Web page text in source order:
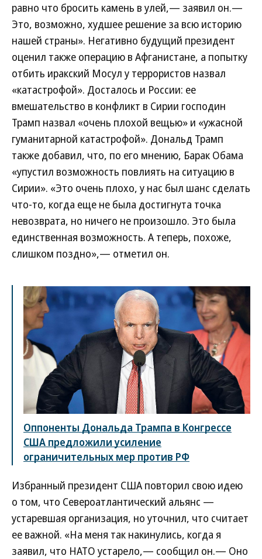
равно что бросить камень в улей,— заявил он.—
Это, возможно, худшее решение за всю историю
нашей страны». Негативно будущий президент
оценил также операцию в Афганистане, а попытку
отбить иракский Мосул у террористов назвал
«катастрофой». Досталось и России: ее
вмешательство в конфликт в Сирии господин
Трамп назвал «очень плохой вещью» и «ужасной
гуманитарной катастрофой». Дональд Трамп
также добавил, что, по его мнению, Барак Обама
«упустил возможность повлиять на ситуацию в
Сирии». «Это очень плохо, у нас был шанс сделать
что-то, когда еще не была достигнута точка
невозврата, но ничего не произошло. Это была
единственная возможность. А теперь, похоже,
слишком поздно»,— отметил он.
Оппоненты Дональда Трампа в Конгрессе
США предложили усиление
ограничительных мер против РФ
Избранный президент США повторил свою идею
о том, что Североатлантический альянс —
устаревшая организация, но уточнил, что считает
ее важной. «На меня так накинулись, когда я
заявил, что НАТО устарело,— сообщил он.— Оно